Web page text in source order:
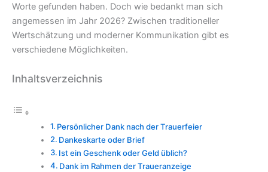
Worte gefunden haben. Doch wie bedankt man sich
angemessen im Jahr 2026? Zwischen traditioneller
Wertschätzung und moderner Kommunikation gibt es
verschiedene Möglichkeiten.
Inhaltsverzeichnis
Persönlicher Dank nach der Trauerfeier
Dankeskarte oder Brief
Ist ein Geschenk oder Geld üblich?
Dank im Rahmen der Traueranzeige